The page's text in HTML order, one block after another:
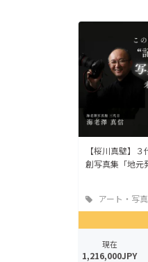
【桜川真壁】
創写真集「地元
アート・写真
現在
1,216,000JPY